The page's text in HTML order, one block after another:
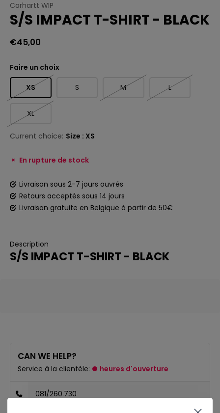
Carhartt WIP
S/S IMPACT T-SHIRT - BLACK
€45,00
Faire un choix
XS S M L
XL
Current choice: Size : XS
En rupture de stock
Livraison sous 2-7 jours ouvrés
Retours acceptés sous 14 jours
Livraison gratuite en Belgique à partir de 50€
Description
S/S IMPACT T-SHIRT - BLACK
CAN WE HELP?
Service à la clientèle: heures d'ouverture
081/260.730